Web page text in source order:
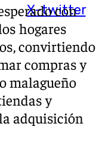
X-twitter
con
hogares
convirtiendo
compras y
malagueño
y
adquisición